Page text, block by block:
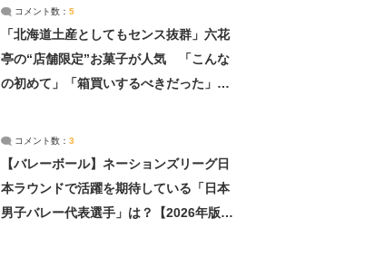
コメント数： 5
「北海道土産としてもセンス抜群」六花
亭の“店舗限定”お菓子が人気 「こんな
の初めて」「箱買いするべきだった」
コメント数： 3
【バレーボール】ネーションズリーグ日
本ラウンドで活躍を期待している「日本
男子バレー代表選手」は？【2026年版・